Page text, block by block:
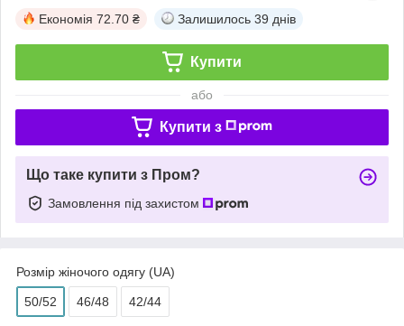
Економія 72.70 ₴ Залишилось 39 днів
Купити
або
Купити з
Що таке купити з Пром?
Замовлення під захистом
Розмір жіночого одягу (UA)
50/52 46/48 42/44